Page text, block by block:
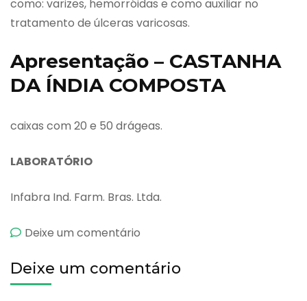
como: varizes, hemorróidas e como auxiliar no
tratamento de úlceras varicosas.
Apresentação – CASTANHA
DA ÍNDIA COMPOSTA
caixas com 20 e 50 drágeas.
LABORATÓRIO
Infabra Ind. Farm. Bras. Ltda.
Deixe um comentário
Índia
Deixe um comentário